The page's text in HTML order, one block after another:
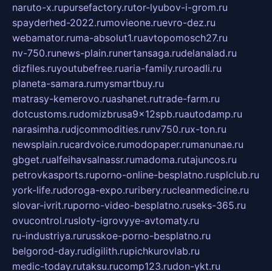
naruto-x.rupursefactory.rutor-lyubov-i-grom.ru
spayderhed-2022.rumovieone.ruevro-dez.ru
webamator.ruma-absolut1.ruavtopomosch27.ru
nv-750.runews-plain.runertansaga.rudelanalad.ru
dizfiles.ruyoutubefree.ruaria-family.ruroadli.ru
planeta-samara.rumysmartbuy.ru
matrasy-kemerovo.ruashanet.rutrade-farm.ru
dotcustoms.rudomizbrusa9x12spb.ruautodamp.ru
narasimha.rudjcommodities.runv750.rux-ton.ru
newsplain.rucardvoice.rumodopaper.rumanunae.ru
gbget.rualfeihavsalnassr.rumadoma.rutajuncos.ru
petrovkasports.ruporno-online-besplatno.rusplclub.ru
york-life.rudoroga-expo.ruribery.rucleanmedicine.ru
slovar-ivrit.ruporno-video-besplatno.ruseks-365.ru
ovucontrol.rusloty-igrovyye-avtomaty.ru
ru-industriya.rurusskoe-porno-besplatno.ru
belgorod-day.rudigilith.rupichkurovlab.ru
medic-today.rutaksu.rucomp123.rudon-ykt.ru